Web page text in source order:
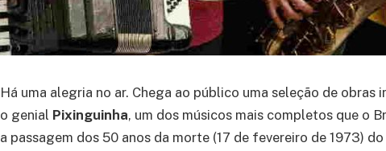
Há uma alegria no ar. Chega ao público uma seleção de obras
o genial Pixinguinha, um dos músicos mais completos que o
a passagem dos 50 anos da morte (17 de fevereiro de 1973)